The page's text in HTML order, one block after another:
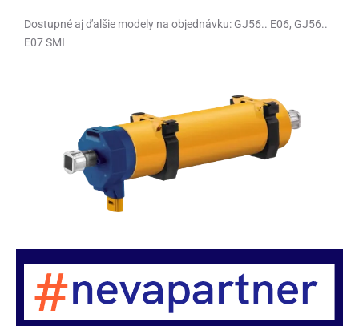
Dostupné aj ďalšie modely na objednávku: GJ56.. E06, GJ56..
E07 SMI